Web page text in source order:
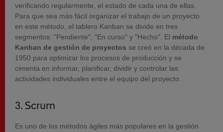
verificando regularmente, el estado de cada una de ellas.
Para que sea más fácil organizar el trabajo de un proyecto
en este método, el tablero Kanban se divide en tres
segmentos: "Pendiente", "En curso" y "Hecho". El método
Kanban de gestión de proyectos se creó en la década de
1950 para optimizar los procesos de producción y se
cimenta en informar, planificar, dividir y controlar las
actividades individuales entre el equipo del proyecto.
3. Scrum
Es uno de los métodos ágiles más populares en la gestión